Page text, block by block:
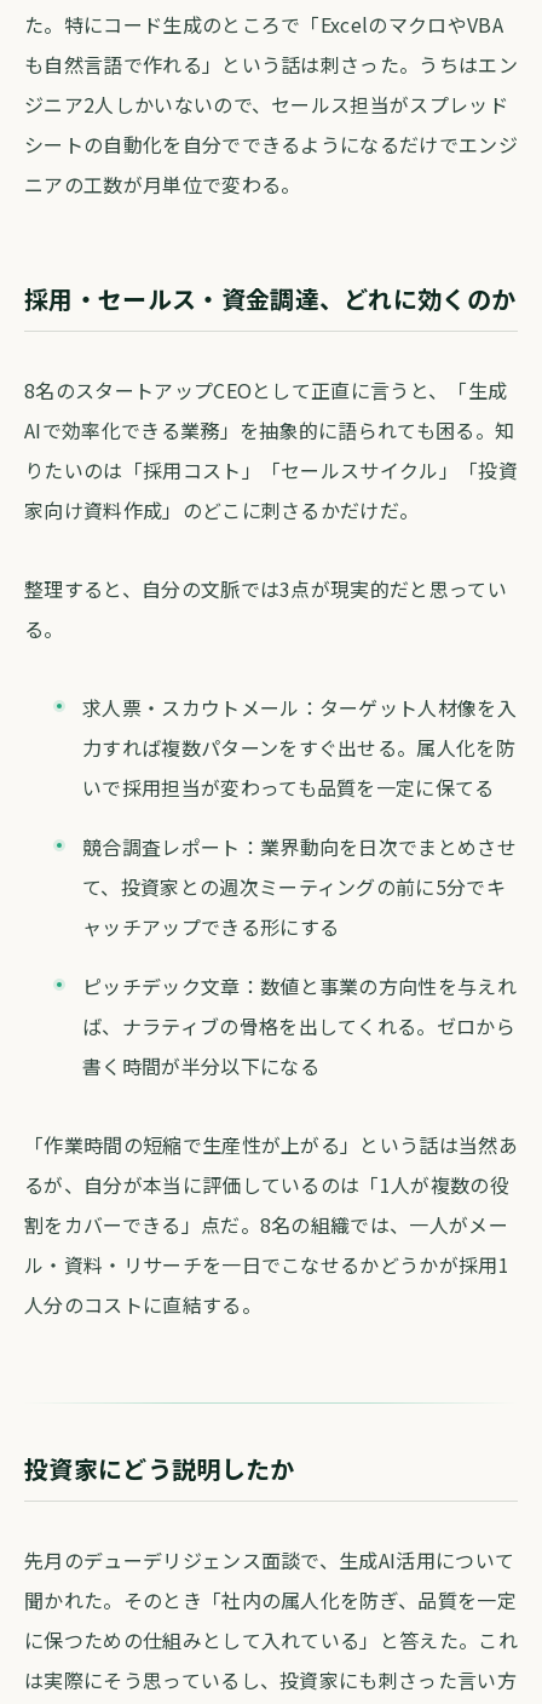
た。特にコード生成のところで「ExcelのマクロやVBA
も自然言語で作れる」という話は刺さった。うちはエン
ジニア2人しかいないので、セールス担当がスプレッド
シートの自動化を自分でできるようになるだけでエンジ
ニアの工数が月単位で変わる。
採用・セールス・資金調達、どれに効くのか
8名のスタートアップCEOとして正直に言うと、「生成
AIで効率化できる業務」を抽象的に語られても困る。知
りたいのは「採用コスト」「セールスサイクル」「投資
家向け資料作成」のどこに刺さるかだけだ。
整理すると、自分の文脈では3点が現実的だと思ってい
る。
求人票・スカウトメール：ターゲット人材像を入
力すれば複数パターンをすぐ出せる。属人化を防
いで採用担当が変わっても品質を一定に保てる
競合調査レポート：業界動向を日次でまとめさせ
て、投資家との週次ミーティングの前に5分でキ
ャッチアップできる形にする
ピッチデック文章：数値と事業の方向性を与えれ
ば、ナラティブの骨格を出してくれる。ゼロから
書く時間が半分以下になる
「作業時間の短縮で生産性が上がる」という話は当然あ
るが、自分が本当に評価しているのは「1人が複数の役
割をカバーできる」点だ。8名の組織では、一人がメー
ル・資料・リサーチを一日でこなせるかどうかが採用1
人分のコストに直結する。
投資家にどう説明したか
先月のデューデリジェンス面談で、生成AI活用について
聞かれた。そのとき「社内の属人化を防ぎ、品質を一定
に保つための仕組みとして入れている」と答えた。これ
は実際にそう思っているし、投資家にも刺さった言い方